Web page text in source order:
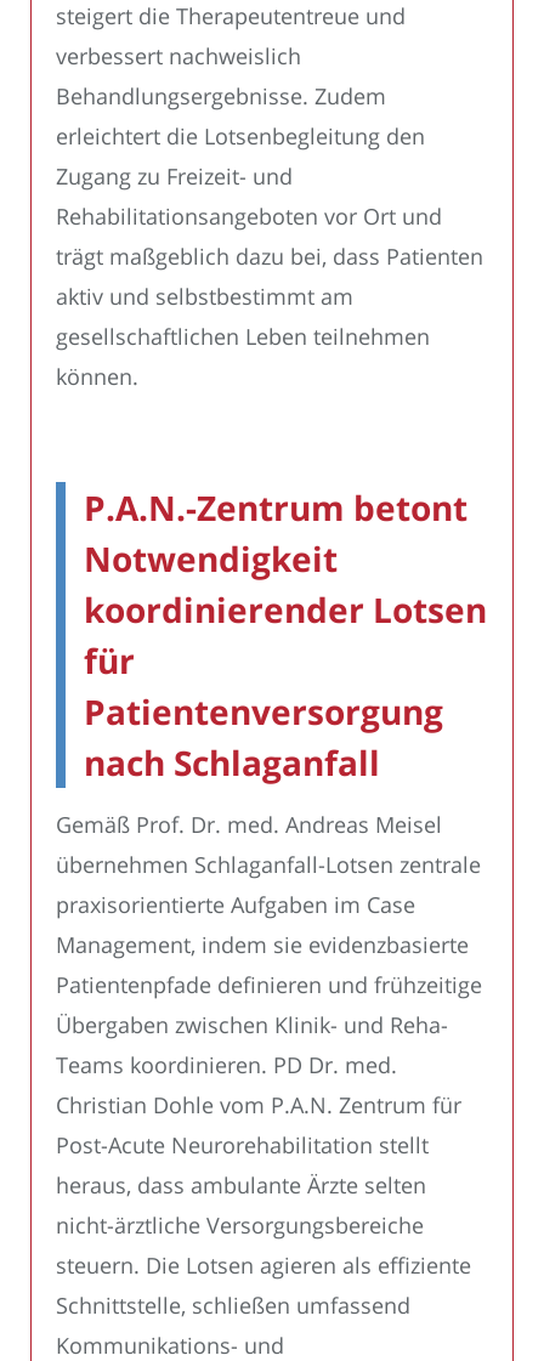
steigert die Therapeutentreue und
verbessert nachweislich
Behandlungsergebnisse. Zudem
erleichtert die Lotsenbegleitung den
Zugang zu Freizeit- und
Rehabilitationsangeboten vor Ort und
trägt maßgeblich dazu bei, dass Patienten
aktiv und selbstbestimmt am
gesellschaftlichen Leben teilnehmen
können.
P.A.N.-Zentrum betont
Notwendigkeit
koordinierender Lotsen
für
Patientenversorgung
nach Schlaganfall
Gemäß Prof. Dr. med. Andreas Meisel
übernehmen Schlaganfall-Lotsen zentrale
praxisorientierte Aufgaben im Case
Management, indem sie evidenzbasierte
Patientenpfade definieren und frühzeitige
Übergaben zwischen Klinik- und Reha-
Teams koordinieren. PD Dr. med.
Christian Dohle vom P.A.N. Zentrum für
Post-Acute Neurorehabilitation stellt
heraus, dass ambulante Ärzte selten
nicht-ärztliche Versorgungsbereiche
steuern. Die Lotsen agieren als effiziente
Schnittstelle, schließen umfassend
Kommunikations- und